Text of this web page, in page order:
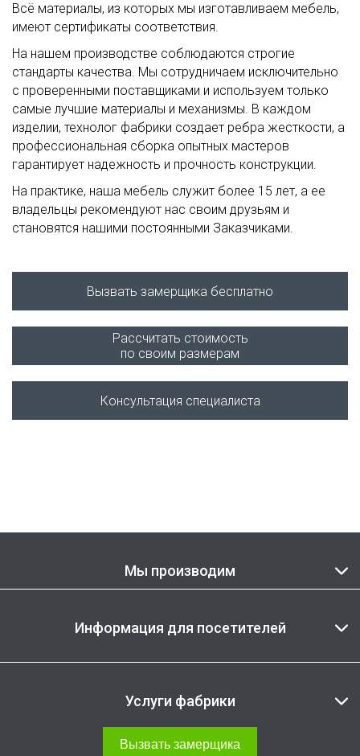
Всё материалы, из которых мы изготавливаем мебель,
имеют сертификаты соответствия.
На нашем производстве соблюдаются строгие
стандарты качества. Мы сотрудничаем исключительно
с проверенными поставщиками и используем только
самые лучшие материалы и механизмы. В каждом
изделии, технолог фабрики создает ребра жесткости, а
профессиональная сборка опытных мастеров
гарантирует надежность и прочность конструкции.
На практике, наша мебель служит более 15 лет, а ее
владельцы рекомендуют нас своим друзьям и
становятся нашими постоянными Заказчиками.
Вызвать замерщика бесплатно
Рассчитать стоимость
по своим размерам
Консультация специалиста
Мы производим
Информация для посетителей
Услуги фабрики
Вызвать замерщика